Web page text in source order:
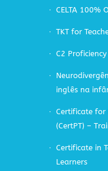
CELTA 100%
TKT for
C2
inglês na
Certificate for
(CertPT) –
Certificate in
Learners